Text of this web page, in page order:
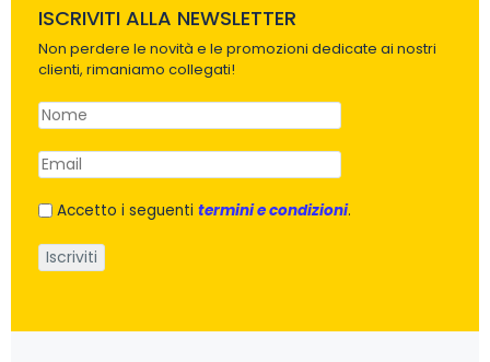
ISCRIVITI ALLA NEWSLETTER
Non perdere le novità e le promozioni dedicate ai nostri
clienti, rimaniamo collegati!
Accetto i seguenti termini e condizioni.